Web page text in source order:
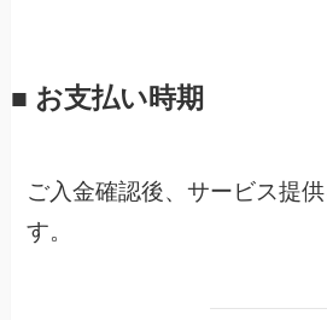
■ お支払い時期
ご入金確認後、サービス提
す。